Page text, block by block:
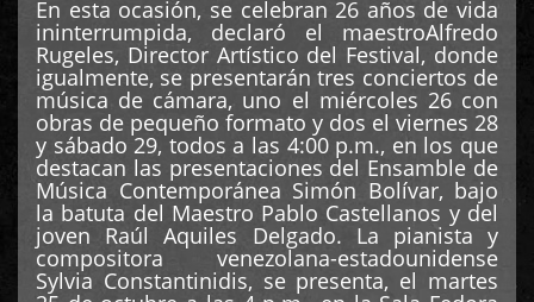
En esta ocasión, se celebran 26 años de vida
ininterrumpida, declaró el maestroAlfredo
Rugeles, Director Artístico del Festival, donde
igualmente, se presentarán tres conciertos de
música de cámara, uno el miércoles 26 con
obras de pequeño formato y dos el viernes 28
y sábado 29, todos a las 4:00 p.m., en los que
destacan las presentaciones del Ensamble de
Música Contemporánea Simón Bolívar, bajo
la batuta del Maestro Pablo Castellanos y del
joven Raúl Aquiles Delgado. La pianista y
compositora venezolana-estadounidense
Sylvia Constantinidis, se presenta, el martes